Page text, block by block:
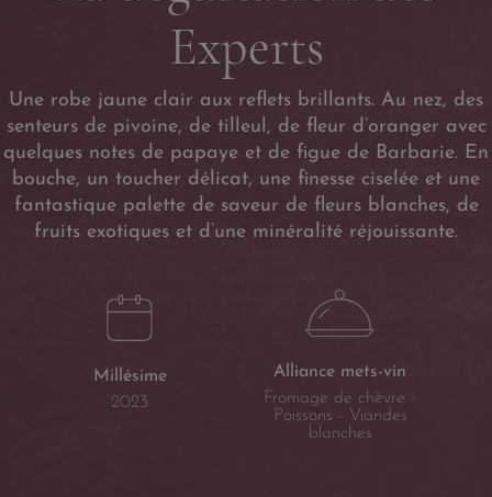
Experts
Une robe jaune clair aux reflets brillants. Au nez, des
senteurs de pivoine, de tilleul, de fleur d’oranger avec
quelques notes de papaye et de figue de Barbarie. En
bouche, un toucher délicat, une finesse ciselée et une
fantastique palette de saveur de fleurs blanches, de
fruits exotiques et d’une minéralité réjouissante.
Millésime
2023
Alliance mets-vin
Fromage de chèvre -
Poissons - Viandes
blanches